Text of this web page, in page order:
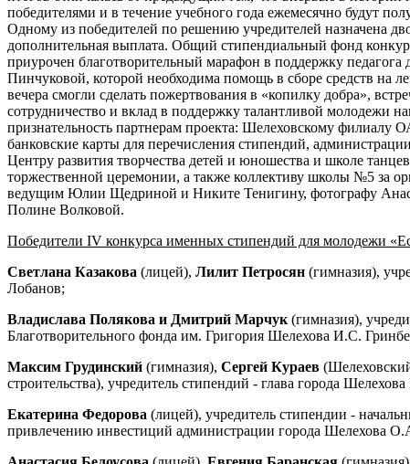
победителями и в течение учебного года ежемесячно будут
Одному из победителей по решению учредителей назначена
дополнительная выплата. Общий стипендиальный фонд
приурочен благотворительный марафон в поддержку
Пинчуковой, которой необходима помощь в сборе средств на
вечера смогли сделать пожертвования в «копилку добра»,
сотрудничество и вклад в поддержку талантливой молодежи
признательность партнерам проекта: Шелеховскому филиалу
банковские карты для перечисления стипендий,
Центру развития творчества детей и юношества и школе
торжественной церемонии, а также коллективу школы №5 за
ведущим Юлии Щедриной и Никите Тенигину, фотографу
Полине Волковой.
Победители IV конкурса именных стипендий для молодежи
Светлана Казакова (лицей), Лилит Петросян (гимназия),
Лобанов;
Владислава Полякова и Дмитрий Марчук (гимназия),
Благотворительного фонда им. Григория Шелехова И.С.
Максим Грудинский (гимназия), Сергей Кураев
строительства), учредитель стипендий - глава города
Екатерина Федорова (лицей), учредитель стипендии -
привлечению инвестиций администрации города Шелехова